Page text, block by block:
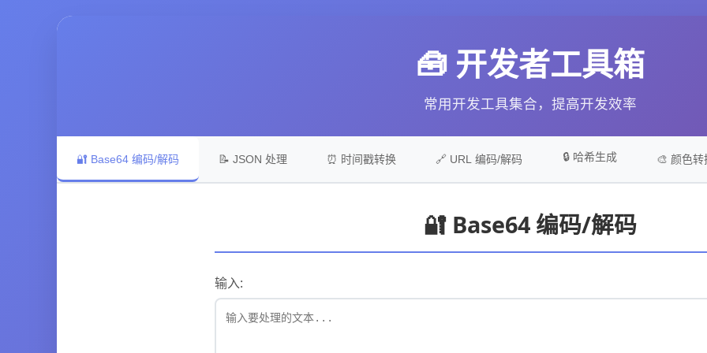
🧰 开发者工具箱
常用开发工具集合，提高开发效率
🔐 Base64 编码/解码 📝 JSON 处理 ⏰ 时间戳转换 🔗 URL 编码/解码 🔒 哈希生成 🎨 颜色转
🔐 Base64 编码/解码
输入: